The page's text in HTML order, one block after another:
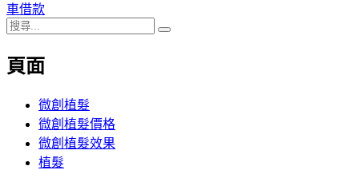
導
覽
車借款
搜
關
頁面
微創植髮
微創植髮價格
微創植髮效果
植髮